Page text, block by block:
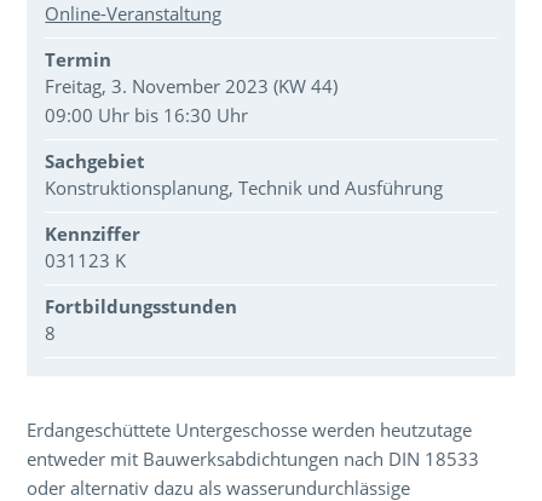
Online-Veranstaltung
Termin
Freitag, 3. November 2023 (KW 44)
09:00 Uhr bis 16:30 Uhr
Sachgebiet
Konstruktionsplanung, Technik und Ausführung
Kennziffer
031123 K
Fortbildungsstunden
8
Erdangeschüttete Untergeschosse werden heutzutage
entweder mit Bauwerksabdichtungen nach DIN 18533
oder alternativ dazu als wasserundurchlässige